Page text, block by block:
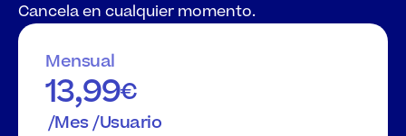
Cancela en cualquier momento.
Mensual
13,99€
/Mes /Usuario